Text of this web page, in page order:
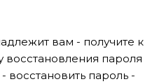
вам - получите к
пароля
восстановить пароль -